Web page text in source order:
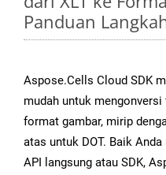
Panduan
Aspose.Cells Cloud SDK
mudah untuk
format gambar, mirip
atas untuk DOT. Baik
API langsung atau SDK,